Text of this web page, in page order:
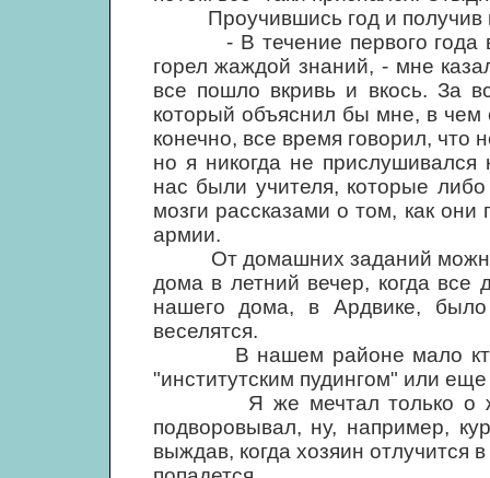
Проучившись год и получив
- В течение первого года
горел жаждой знаний, - мне
все пошло вкривь и вкось. За
который объяснил бы мне, в чем
конечно, все время говорил, что
но я никогда не
нас были учителя, которые
мозги рассказами о том, как
армии.
От домашних заданий можно
дома в летний вечер, когда все
нашего дома, в Ардвике,
веселятся.
В нашем районе мало кто
"институтским пудингом" или
Я же мечтал только о
подворовывал, ну, например,
выждав, когда хозяин отлучится